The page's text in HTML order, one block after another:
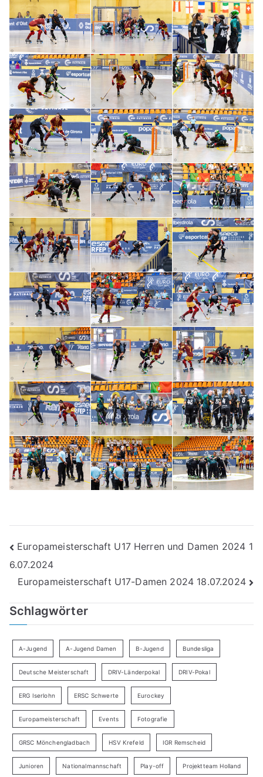
Beitragsnavigation
Europameisterschaft U17 Herren und Damen 2024 1
6.07.2024
Europameisterschaft U17-Damen 2024 18.07.2024
Schlagwörter
A-Jugend A-Jugend Damen B-Jugend Bundesliga
Deutsche Meisterschaft DRIV-Länderpokal DRIV-Pokal
ERG Iserlohn ERSC Schwerte Eurockey
Europameisterschaft Events Fotografie
GRSC Mönchengladbach HSV Krefeld IGR Remscheid
Junioren Nationalmannschaft Play-off Projektteam Holland